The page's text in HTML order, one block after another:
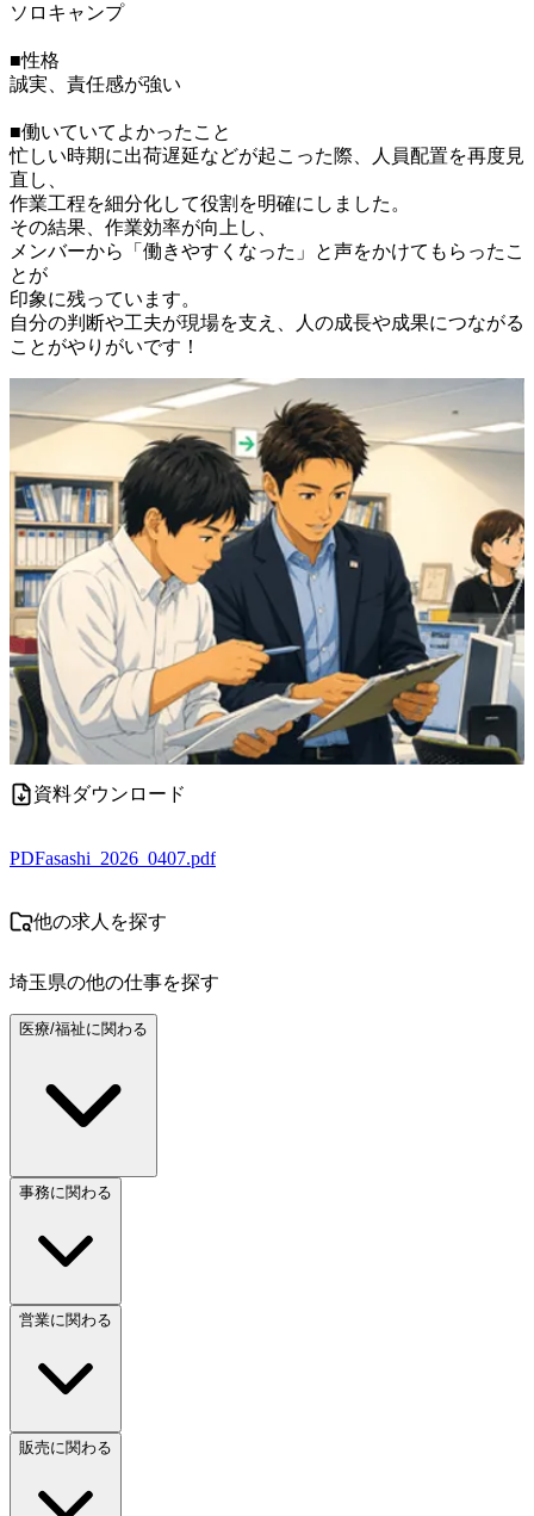
ソロキャンプ
■性格
誠実、責任感が強い
■働いていてよかったこと
忙しい時期に出荷遅延などが起こった際、人員配置を再度見
直し、
作業工程を細分化して役割を明確にしました。
その結果、作業効率が向上し、
メンバーから「働きやすくなった」と声をかけてもらったこ
とが
印象に残っています。
自分の判断や工夫が現場を支え、人の成長や成果につながる
ことがやりがいです！
資料ダウンロード
PDFasashi_2026_0407.pdf
他の求人を探す
埼玉県の他の仕事を探す
医療/福祉に関わる
事務に関わる
営業に関わる
販売に関わる